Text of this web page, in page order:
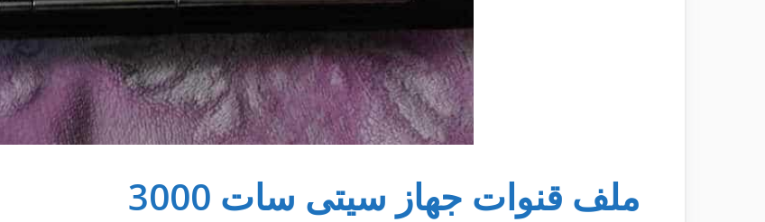
ملف قنوات جهاز سيتى سات 3000